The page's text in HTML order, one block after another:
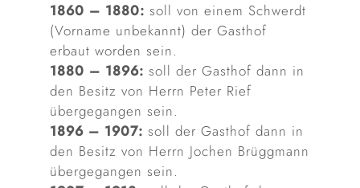
1860 – 1880: soll von einem Schwerdt
(Vorname unbekannt) der Gasthof
erbaut worden sein.
1880 – 1896: soll der Gasthof dann in
den Besitz von Herrn Peter Rief
übergegangen sein.
1896 – 1907: soll der Gasthof dann in
den Besitz von Herrn Jochen Brüggmann
übergegangen sein.